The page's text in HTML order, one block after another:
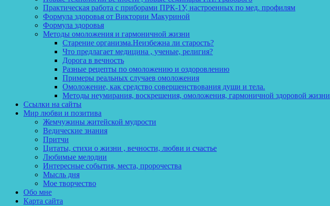
Практическая работа с приборами ПРК-1У, настроенных по мед. профилям
Формула здоровья от Виктории Макуриной
Формула здоровья
Методы омоложения и гармоничной жизни
Старение организма.Неизбежна ли старость?
Что предлагает медицина , ученые, религия?
Дорога в вечность
Разные рецепты по омоложению и оздоровлению
Примеры реальных случаев омоложения
Омоложение, как средство совершенствования души и тела.
Методы неумирания, воскрешения, омоложения, гармоничной здоровой жизни
Ссылки на сайты
Мир любви и позитива
Жемчужины житейской мудрости
Ведические знания
Притчи
Цитаты, стихи о жизни , вечности, любви и счастье
Любимые мелодии
Интересные события, места, пророчества
Мысль дня
Мое творчество
Обо мне
Карта сайта